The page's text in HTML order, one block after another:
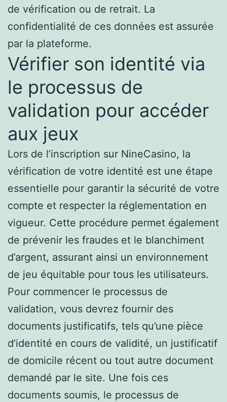
de vérification ou de retrait. La
confidentialité de ces données est assurée
par la plateforme.
Vérifier son identité via
le processus de
validation pour accéder
aux jeux
Lors de l’inscription sur NineCasino, la
vérification de votre identité est une étape
essentielle pour garantir la sécurité de votre
compte et respecter la réglementation en
vigueur. Cette procédure permet également
de prévenir les fraudes et le blanchiment
d’argent, assurant ainsi un environnement
de jeu équitable pour tous les utilisateurs.
Pour commencer le processus de
validation, vous devrez fournir des
documents justificatifs, tels qu’une pièce
d’identité en cours de validité, un justificatif
de domicile récent ou tout autre document
demandé par le site. Une fois ces
documents soumis, le processus de